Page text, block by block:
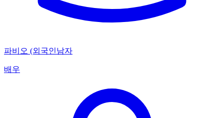
파비오 (외국인남자
배우